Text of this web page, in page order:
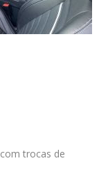
trocas de